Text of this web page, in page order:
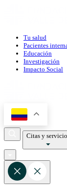
Tu salud
Pacientes
Educación
Investigación
Impacto Social
Citas y